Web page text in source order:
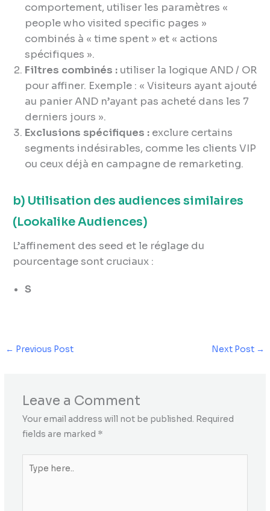
comportement, utiliser les paramètres «
people who visited specific pages »
combinés à « time spent » et « actions
spécifiques ».
Filtres combinés : utiliser la logique AND / OR
pour affiner. Exemple : « Visiteurs ayant ajouté
au panier AND n’ayant pas acheté dans les 7
derniers jours ».
Exclusions spécifiques : exclure certains
segments indésirables, comme les clients VIP
ou ceux déjà en campagne de remarketing.
b) Utilisation des audiences similaires
(Lookalike Audiences)
L’affinement des seed et le réglage du
pourcentage sont cruciaux :
S
← Previous Post Next Post →
Leave a Comment
Your email address will not be published. Required
fields are marked *
here..